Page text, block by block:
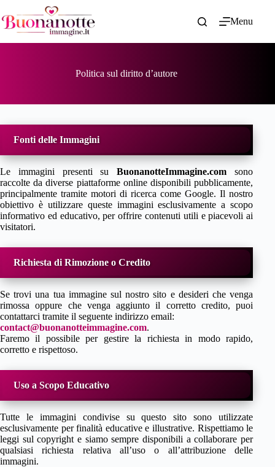
al
contenuto
Menu
Politica sul diritto d’autore
Fonti delle Immagini
Le immagini presenti suBuonanotteImmagine.com sono
raccolte da diverse piattaforme online disponibili pubblicamente,
principalmente tramite motori di ricerca come Google. Il nostro
obiettivo è utilizzare queste immagini esclusivamente a scopo
informativo ed educativo, per offrire contenuti utili e piacevoli ai
visitatori.
Richiesta di Rimozione o Credito
Se trovi una tua immagine sul nostro sito e desideri che venga
rimossa oppure che venga aggiunto il corretto credito, puoi
contattarci tramite il seguente indirizzo email:
contact@buonanotteimmagine.com.
Faremo il possibile per gestire la richiesta in modo rapido,
corretto e rispettoso.
Uso a Scopo Educativo
Tutte le immagini condivise su questo sito sono utilizzate
esclusivamente per finalità educative e illustrative. Rispettiamo le
leggi sul copyright e siamo sempre disponibili a collaborare per
qualsiasi richiesta relativa all’uso o all’attribuzione delle
immagini.